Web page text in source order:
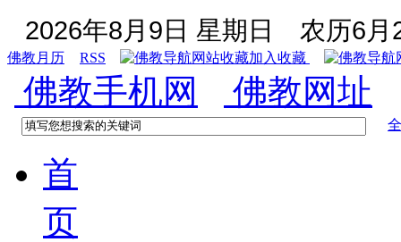
2026年8月9日 星期日 农历6月
佛教月历 RSS 加入收藏
佛教手机网 佛教网址
首
页